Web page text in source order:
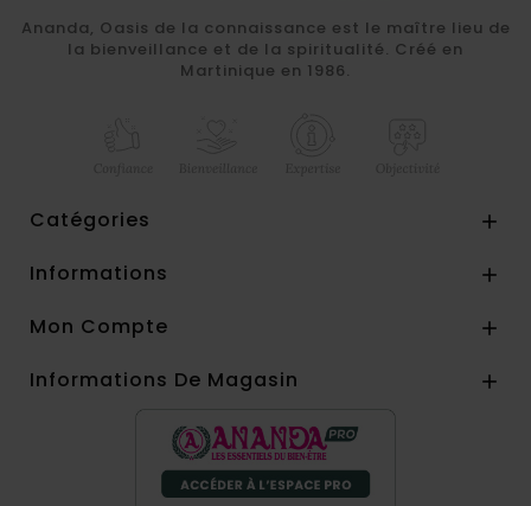
Ananda, Oasis de la connaissance est le maître lieu de
la bienveillance et de la spiritualité. Créé en
Martinique en 1986.
Catégories 
Informations 
Mon Compte 
Informations De Magasin 